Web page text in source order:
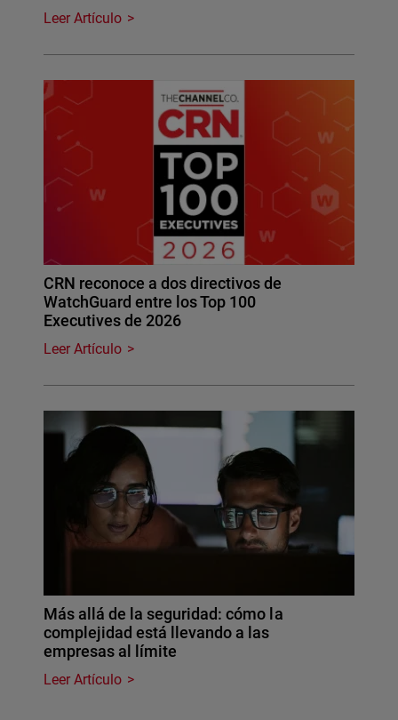
Leer Artículo
CRN reconoce a dos directivos de
WatchGuard entre los Top 100
Executives de 2026
Leer Artículo
Más allá de la seguridad: cómo la
complejidad está llevando a las
empresas al límite
Leer Artículo